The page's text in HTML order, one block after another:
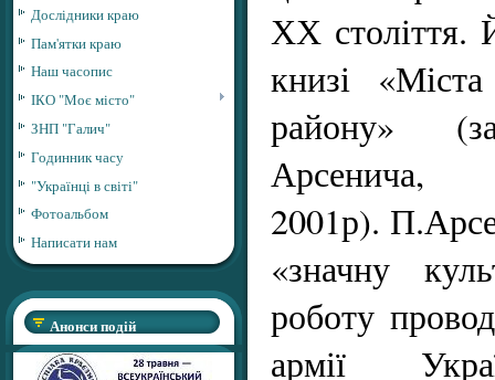
Дослідники краю
Пам'ятки краю
Наш часопис
ІКО "Моє місто"
ЗНП "Галич"
Годинник часу
"Українці в світі"
Фотоальбом
Написати нам
Анонси подій
ХХ століття.
книзі
району»
Арсенича,
2001р).
«значну
роботу
армії